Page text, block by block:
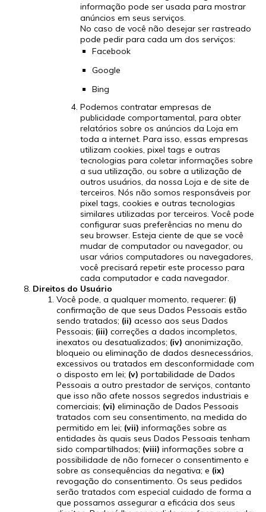
informação pode ser usada para mostrar
anúncios em seus serviços.
No caso de você não desejar ser rastreado
pode pedir para cada um dos serviços:
Facebook
Google
Bing
Podemos contratar empresas de
publicidade comportamental, para obter
relatórios sobre os anúncios da Loja em
toda a internet. Para isso, essas empresas
utilizam cookies, pixel tags e outras
tecnologias para coletar informações sobre
a sua utilização, ou sobre a utilização de
outros usuários, da nossa Loja e de site de
terceiros. Nós não somos responsáveis por
pixel tags, cookies e outras tecnologias
similares utilizadas por terceiros. Você pode
configurar suas preferências no menu do
seu browser. Esteja ciente de que se você
mudar de computador ou navegador, ou
usar vários computadores ou navegadores,
você precisará repetir este processo para
cada computador e cada navegador.
Direitos do Usuário
Você pode, a qualquer momento, requerer: (i)
confirmação de que seus Dados Pessoais estão
sendo tratados; (ii) acesso aos seus Dados
Pessoais; (iii) correções a dados incompletos,
inexatos ou desatualizados; (iv) anonimização,
bloqueio ou eliminação de dados desnecessários,
excessivos ou tratados em desconformidade com
o disposto em lei; (v) portabilidade de Dados
Pessoais a outro prestador de serviços, contanto
que isso não afete nossos segredos industriais e
comerciais; (vi) eliminação de Dados Pessoais
tratados com seu consentimento, na medida do
permitido em lei; (vii) informações sobre as
entidades às quais seus Dados Pessoais tenham
sido compartilhados; (viii) informações sobre a
possibilidade de não fornecer o consentimento e
sobre as consequências da negativa; e (ix)
revogação do consentimento. Os seus pedidos
serão tratados com especial cuidado de forma a
que possamos assegurar a eficácia dos seus